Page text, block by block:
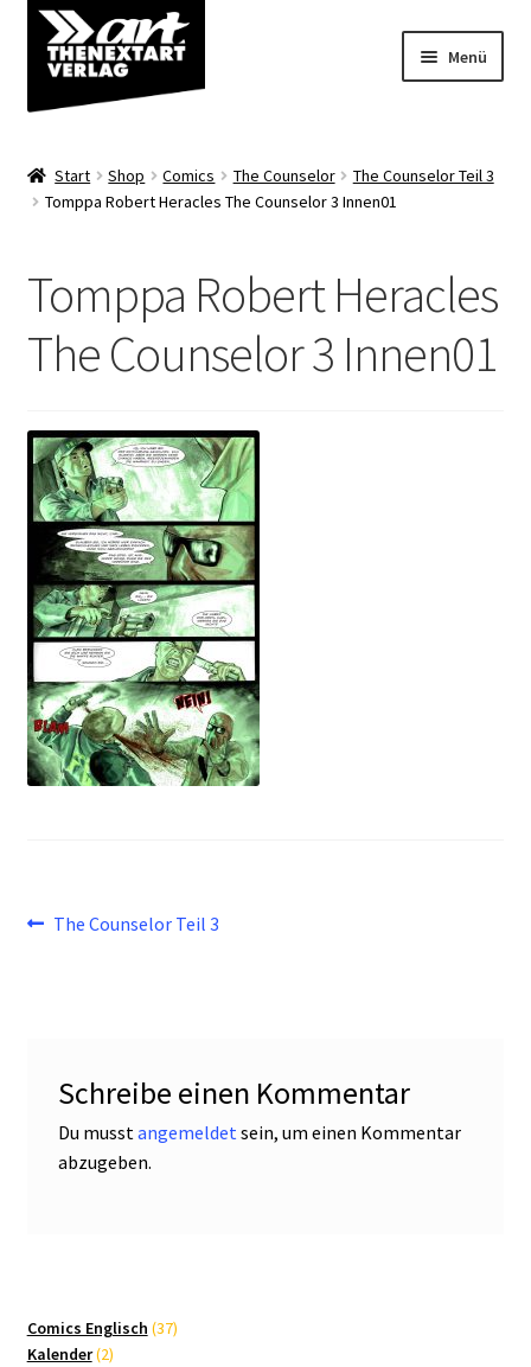
Zur
Navigation
springen
Zum
Inhalt
springen
Menü
Shop
Start Shop Comics The Counselor
The Counselor Teil 3
Tomppa Robert Heracles The Counselor 3 Innen01
Tomppa Robert Heracles
The Counselor 3 Innen01
Beitragsnavigation
Vorheriger
The Counselor Teil 3
Schreibe einen Kommentar
Du musst angemeldet sein, um einen Kommentar
abzugeben.
Comics Englisch 3737
Kalender 22